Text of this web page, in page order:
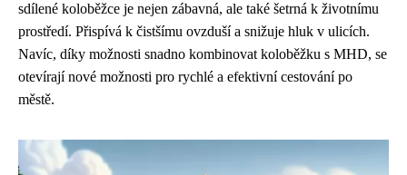
sdílené koloběžce je nejen zábavná, ale také šetrná k životnímu
prostředí. Přispívá k čistšímu ovzduší a snižuje hluk v ulicích.
Navíc, díky možnosti snadno kombinovat koloběžku s MHD, se
otevírají nové možnosti pro rychlé a efektivní cestování po
městě.